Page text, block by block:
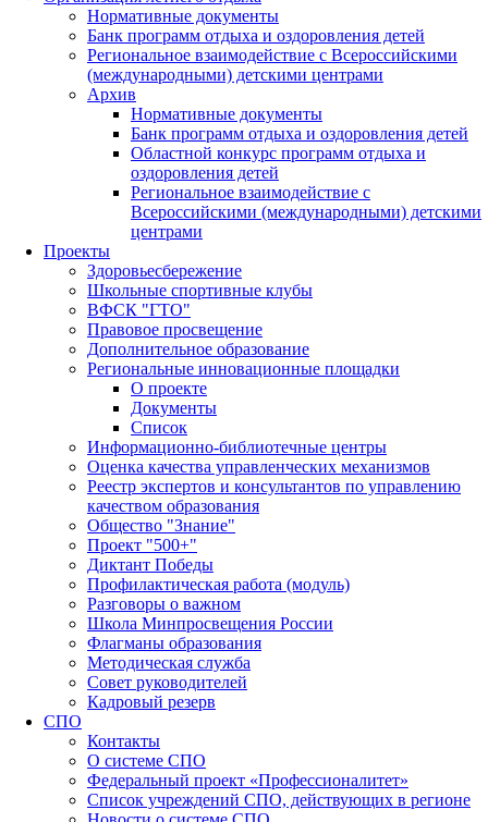
Нормативные документы
Банк программ отдыха и оздоровления детей
Региональное взаимодействие с Всероссийскими
(международными) детскими центрами
Архив
Нормативные документы
Банк программ отдыха и оздоровления детей
Областной конкурс программ отдыха и
оздоровления детей
Региональное взаимодействие с
Всероссийскими (международными) детскими
центрами
Проекты
Здоровьесбережение
Школьные спортивные клубы
ВФСК "ГТО"
Правовое просвещение
Дополнительное образование
Региональные инновационные площадки
О проекте
Документы
Список
Информационно-библиотечные центры
Оценка качества управленческих механизмов
Реестр экспертов и консультантов по управлению
качеством образования
Общество "Знание"
Проект "500+"
Диктант Победы
Профилактическая работа (модуль)
Разговоры о важном
Школа Минпросвещения России
Флагманы образования
Методическая служба
Совет руководителей
Кадровый резерв
СПО
Контакты
О системе СПО
Федеральный проект «Профессионалитет»
Список учреждений СПО, действующих в регионе